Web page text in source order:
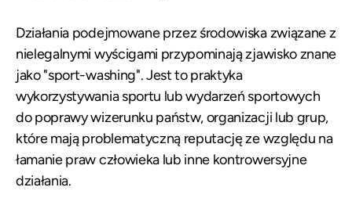
Działania podejmowane przez środowiska związane z
nielegalnymi wyścigami przypominają zjawisko znane
jako "sport-washing". Jest to praktyka
wykorzystywania sportu lub wydarzeń sportowych
do poprawy wizerunku państw, organizacji lub grup,
które mają problematyczną reputację ze względu na
łamanie praw człowieka lub inne kontrowersyjne
działania.